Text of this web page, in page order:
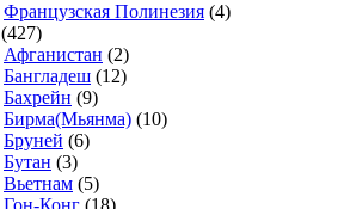
Французская Полинезия (4)
(427)
Афганистан (2)
Бангладеш (12)
Бахрейн (9)
Бирма(Мьянма) (10)
Бруней (6)
Бутан (3)
Вьетнам (5)
Гон-Конг (18)